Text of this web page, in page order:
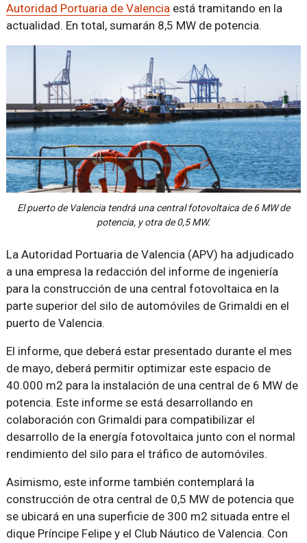
Autoridad Portuaria de Valenciaestá tramitando en la
actualidad. En total, sumarán 8,5 MW de potencia.
El puerto de Valencia tendrá una central fotovoltaica de 6 MW de
potencia, y otra de 0,5 MW.
La Autoridad Portuaria de Valencia (APV) ha adjudicado
a una empresa la redacción del informe de ingeniería
para la construcción de una central fotovoltaica en la
parte superior del silo de automóviles de Grimaldi en el
puerto de Valencia.
El informe, que deberá estar presentado durante el mes
de mayo, deberá permitir optimizar este espacio de
40.000 m2 para la instalación de una central de 6 MW de
potencia. Este informe se está desarrollando en
colaboración con Grimaldi para compatibilizar el
desarrollo de la energía fotovoltaica junto con el normal
rendimiento del silo para el tráfico de automóviles.
Asimismo, este informe también contemplará la
construcción de otra central de 0,5 MW de potencia que
se ubicará en una superficie de 300 m2 situada entre el
dique Príncipe Felipe y el Club Náutico de Valencia. Con